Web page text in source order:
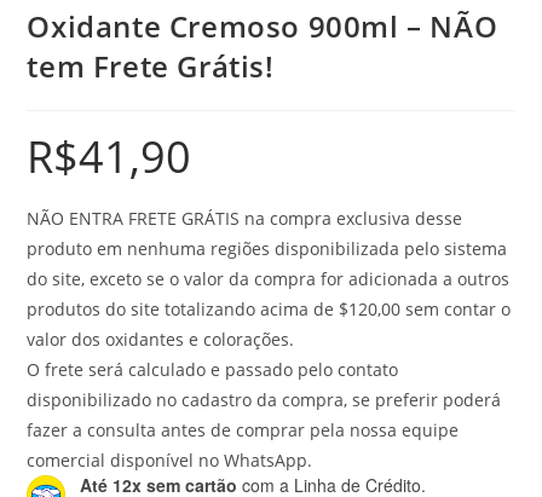
Oxidante Cremoso 900ml – NÃO
tem Frete Grátis!
R$41,90
NÃO ENTRA FRETE GRÁTIS na compra exclusiva desse
produto em nenhuma regiões disponibilizada pelo sistema
do site, exceto se o valor da compra for adicionada a outros
produtos do site totalizando acima de $120,00 sem contar o
valor dos oxidantes e colorações.
O frete será calculado e passado pelo contato
disponibilizado no cadastro da compra, se preferir poderá
fazer a consulta antes de comprar pela nossa equipe
comercial disponível no WhatsApp.
Até 12x sem cartão com a Linha de Crédito.